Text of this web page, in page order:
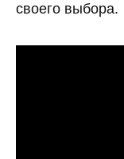
своего выбора.